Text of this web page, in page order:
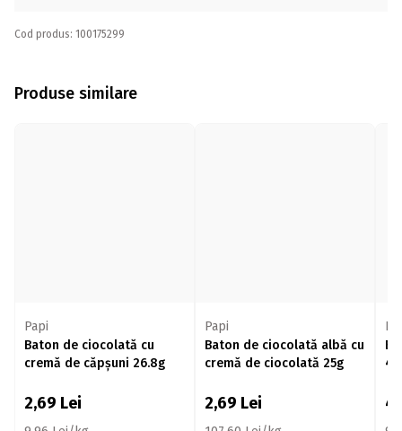
Cod produs: 100175299
Produse similare
Papi
Baton de ciocolată cu
cremă de căpșuni 26.8g
2,69 Lei
Papi
Baton de ciocolată albă cu
cremă de ciocolată 25g
2,69 Lei